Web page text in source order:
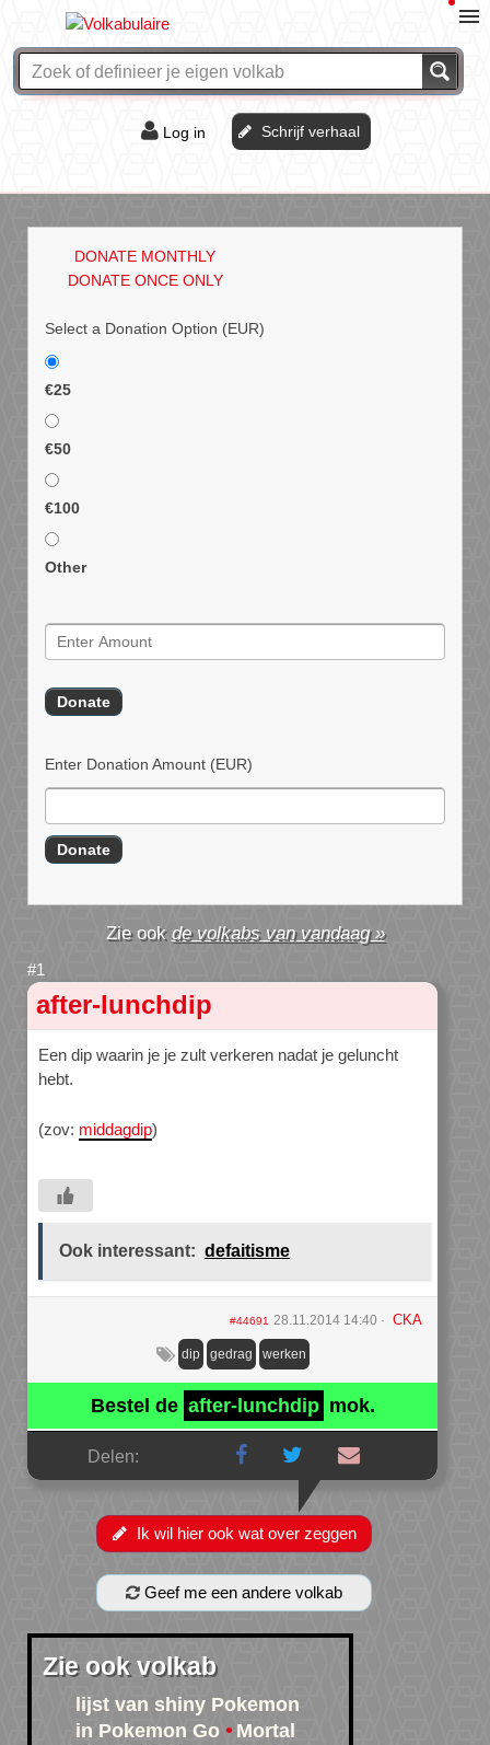
Log in Schrijf verhaal
DONATE MONTHLY
DONATE ONCE ONLY
Select a Donation Option (EUR)
€25
€50
€100
Other
Enter Donation Amount (EUR)
de volkabs van vandaag »
after-lunchdip
Een dip waarin je je zult verkeren nadat je geluncht
hebt.
(zov: middagdip)
Ook interessant: defaitisme
#44691 28.11.2014 14:40 CKA
dip gedrag werken
Bestel de after-lunchdip mok.
Delen:
Ik wil hier ook wat over zeggen
Geef me een andere volkab
Zie ook volkab
lijst van shiny Pokemon
in Pokemon Go
Mortal